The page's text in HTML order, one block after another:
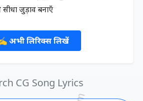
जुड़ाव बनाएँ
अभी लिरिक्स लिखें
CG Song Lyrics